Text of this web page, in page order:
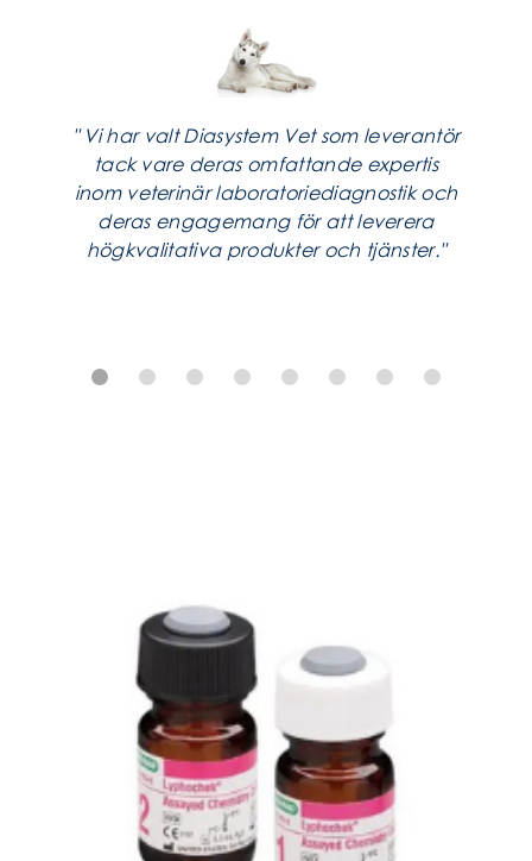
" Vi har valt Diasystem Vet som leverantör
tack vare deras omfattande expertis
inom veterinär laboratoriediagnostik och
deras engagemang för att leverera
högkvalitativa produkter och tjänster."